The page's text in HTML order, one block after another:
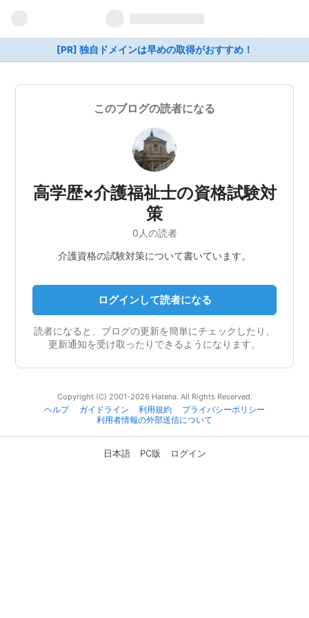
[PR] 独自ドメインは早めの取得がおすすめ！
このブログの読者になる
高学歴×介護福祉士の資格試験対
策
0人の読者
介護資格の試験対策について書いています。
ログインして読者になる
読者になると、ブログの更新を簡単にチェックしたり、
更新通知を受け取ったりできるようになります。
Copyright (C) 2001-2026 Hatena. All Rights Reserved.
ヘルプ
ガイドライン 利用規約
プライバシーポリシー
利用者情報の外部送信について
日本語 PC版 ログイン